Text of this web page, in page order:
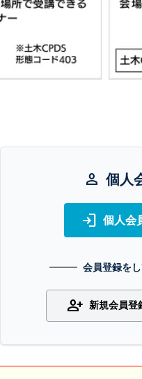
person 個人
login 個人会
会員登録を
person_add 新規会員登